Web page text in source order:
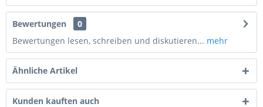
Bewertungen
0
Bewertungen lesen, schreiben und diskutieren... mehr
Ähnliche Artikel
Kunden kauften auch